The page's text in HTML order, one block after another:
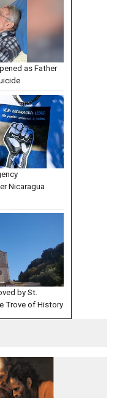
as Father
Nicaragua
by St.
Trove of History